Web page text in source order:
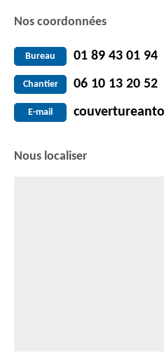
Nos coordonnées
Bureau 01 89 43 01 94
Chantier 06 10 13 20 52
E-mail
Nous localiser